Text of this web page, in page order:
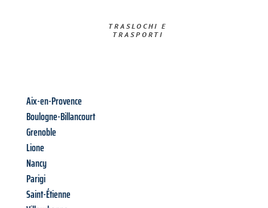
TRASLOCHI E
TRASPORTI​
Aix-en-Provence
Boulogne-Billancourt
Grenoble
Lione
Nancy
Parigi
Saint-Étienne